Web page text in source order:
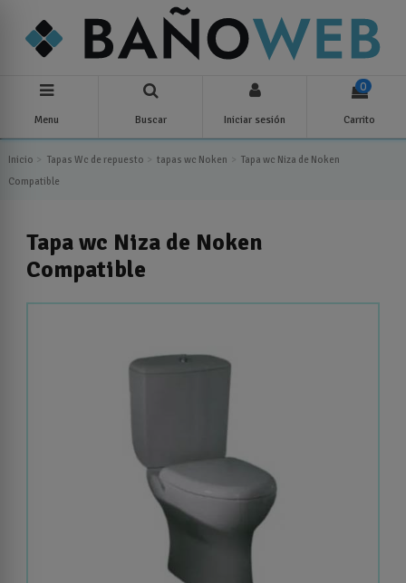
Menu Buscar Iniciar sesión
0
Carrito
Inicio Tapas Wc de repuesto tapas wc Noken
Tapa wc Niza de Noken
Compatible
Tapa wc Niza de Noken
Compatible